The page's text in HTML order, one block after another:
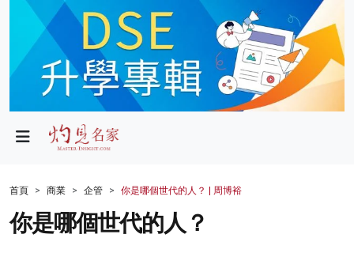
政局
財經
生活
首頁 商業 企管 你是哪個世代的人？ | 周博裕
你是哪個世代的人？